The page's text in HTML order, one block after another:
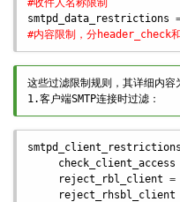
#收件人名称限制
smtpd_data_restrictions
#内容限制，分header_check
这些过滤限制规则，其详细内容
1.客户端SMTP连接时过滤：
smtpd_client_restrictions
check_client_access
reject_rbl_client =
reject_rhsbl_client